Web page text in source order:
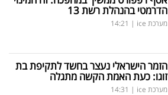
הדרמטי בהנהלת רשת 13
מערכת ice |
14:21
הזמר הישראלי נעצר בחשד לתקיפת בת
זוגו: כעת האמת הקשה מתגלה
מערכת ice |
14:31